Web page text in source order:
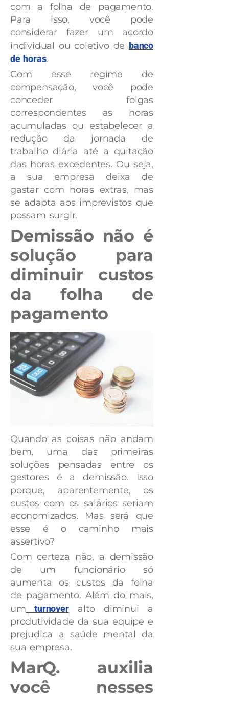
com a folha de pagamento.
Para isso, você pode
considerar fazer um acordo
individual ou coletivo de banco
de horas.
Com esse regime de
compensação, você pode
conceder folgas
correspondentes as horas
acumuladas ou estabelecer a
redução da jornada de
trabalho diária até a quitação
das horas excedentes. Ou seja,
a sua empresa deixa de
gastar com horas extras, mas
se adapta aos imprevistos que
possam surgir.
Demissão não é
solução para
diminuir custos
da folha de
pagamento
Quando as coisas não andam
bem, uma das primeiras
soluções pensadas entre os
gestores é a demissão. Isso
porque, aparentemente, os
custos com os salários seriam
economizados. Mas será que
esse é o caminho mais
assertivo?
Com certeza não, a demissão
de um funcionário só
aumenta os custos da folha
de pagamento. Além do mais,
um turnoveralto diminui a
produtividade da sua equipe e
prejudica a saúde mental da
sua empresa.
MarQ. auxilia
você nesses